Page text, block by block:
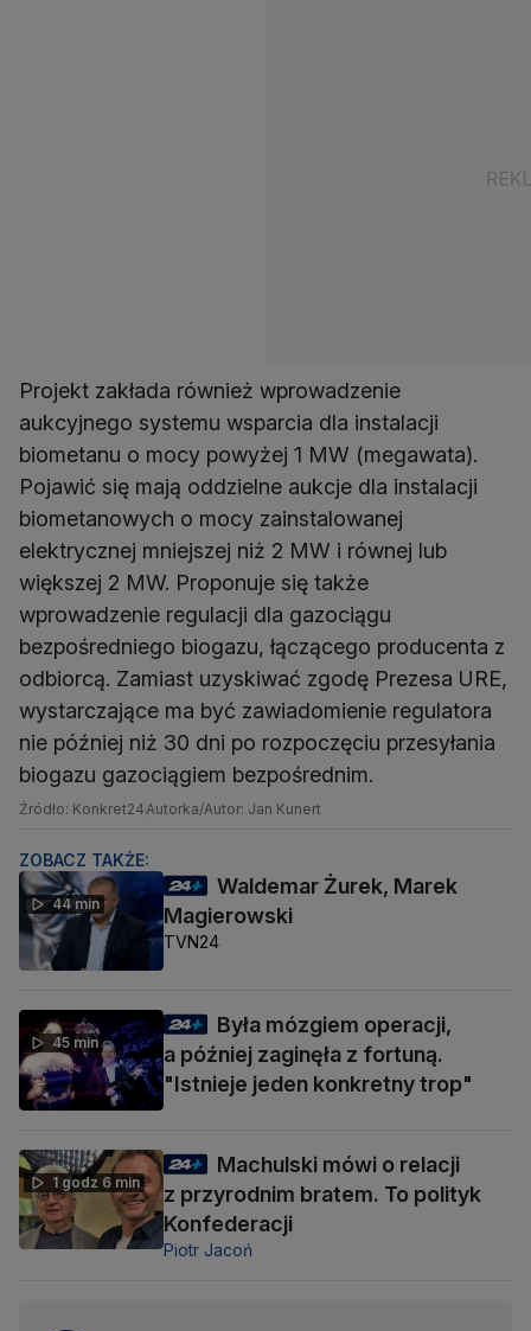
Projekt zakłada również wprowadzenie
aukcyjnego systemu wsparcia dla instalacji
biometanu o mocy powyżej 1 MW (megawata).
Pojawić się mają oddzielne aukcje dla instalacji
biometanowych o mocy zainstalowanej
elektrycznej mniejszej niż 2 MW i równej lub
większej 2 MW. Proponuje się także
wprowadzenie regulacji dla gazociągu
bezpośredniego biogazu, łączącego producenta z
odbiorcą. Zamiast uzyskiwać zgodę Prezesa URE,
wystarczające ma być zawiadomienie regulatora
nie później niż 30 dni po rozpoczęciu przesyłania
biogazu gazociągiem bezpośrednim.
Źródło: Konkret24Autorka/Autor: Jan Kunert
ZOBACZ TAKŻE:
44 min
Waldemar Żurek, Marek
Magierowski
TVN24
45 min
Była mózgiem operacji,
a później zaginęła z fortuną.
"Istnieje jeden konkretny trop"
1 godz 6 min
Machulski mówi o relacji
z przyrodnim bratem. To polityk
Konfederacji
Piotr Jacoń